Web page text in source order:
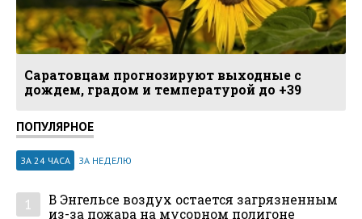
Саратовцам прогнозируют выходные с
дождем, градом и температурой до +39
ПОПУЛЯРНОЕ
ЗА 24 ЧАСА ЗА НЕДЕЛЮ
1
В Энгельсе воздух остается загрязненным
из-за пожара на мусорном полигоне